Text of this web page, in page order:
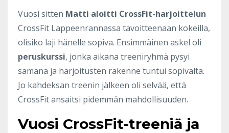
Vuosi sitten Matti aloitti CrossFit-harjoittelun
CrossFit Lappeenrannassa tavoitteenaan kokeilla,
olisiko laji hänelle sopiva. Ensimmäinen askel oli
peruskurssi, jonka aikana treeniryhmä pysyi
samana ja harjoitusten rakenne tuntui sopivalta.
Jo kahdeksan treenin jälkeen oli selvää, että
CrossFit ansaitsi pidemmän mahdollisuuden.
Vuosi CrossFit-treeniä ja